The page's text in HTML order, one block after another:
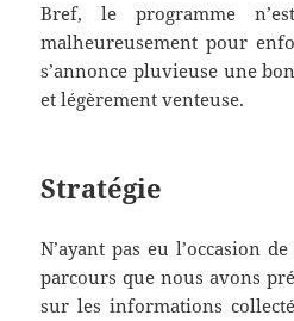
Bref, le programme
malheureusement pour
s’annonce pluvieuse une
et légèrement venteuse.
Stratégie
N’ayant pas eu l’occasion
parcours que nous avons
sur les informations